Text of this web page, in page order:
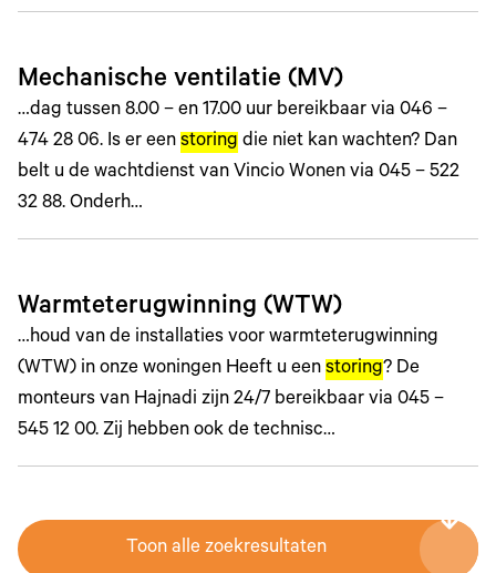
Mechanische ventilatie (MV)
…dag tussen 8.00 – en 17.00 uur bereikbaar via 046 –
474 28 06. Is er een storing die niet kan wachten? Dan
belt u de wachtdienst van Vincio Wonen via 045 – 522
32 88. Onderh…
Warmteterugwinning (WTW)
…houd van de installaties voor warmteterugwinning
(WTW) in onze woningen Heeft u een storing? De
monteurs van Hajnadi zijn 24/7 bereikbaar via 045 –
545 12 00. Zij hebben ook de technisc…
Toon alle zoekresultaten